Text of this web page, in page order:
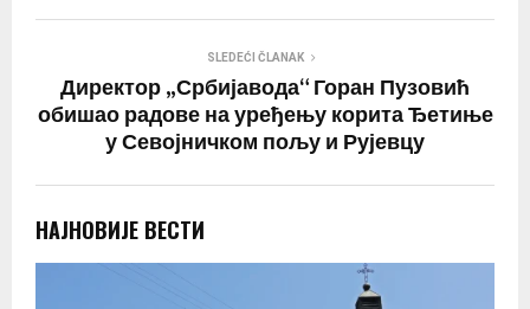
SLEDEĆI ČLANAK
Директор „Србијавода“ Горан Пузовић
обишао радове на уређењу корита Ђетиње
у Севојничком пољу и Рујевцу
НАЈНОВИЈЕ ВЕСТИ